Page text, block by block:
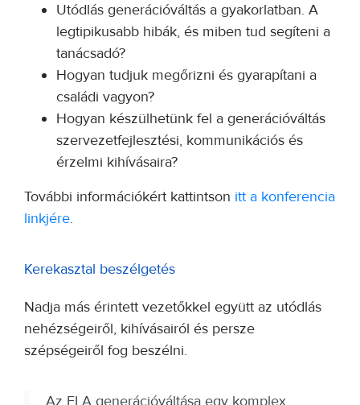
Utódlás generációváltás a gyakorlatban. A
legtipikusabb hibák, és miben tud segíteni a
tanácsadó?
Hogyan tudjuk megőrizni és gyarapítani a
családi vagyon?
Hogyan készülhetünk fel a generációváltás
szervezetfejlesztési, kommunikációs és
érzelmi kihívásaira?
További információkért kattintson itt a konferencia
linkjére.
Kerekasztal beszélgetés
Nadja más érintett vezetőkkel együtt az utódlás
nehézségeiről, kihívásairól és persze
szépségeiről fog beszélni.
Az ELA generációváltása egy komplex